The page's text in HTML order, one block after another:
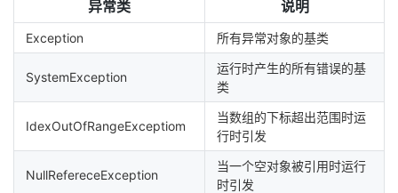
异常类 说明
Exception 所有异常对象的基类
SystemException
运行时产生的所有错误的基
类
IdexOutOfRangeExceptiom
当数组的下标超出范围时运
行时引发
NullRefereceException
当一个空对象被引用时运行
时引发